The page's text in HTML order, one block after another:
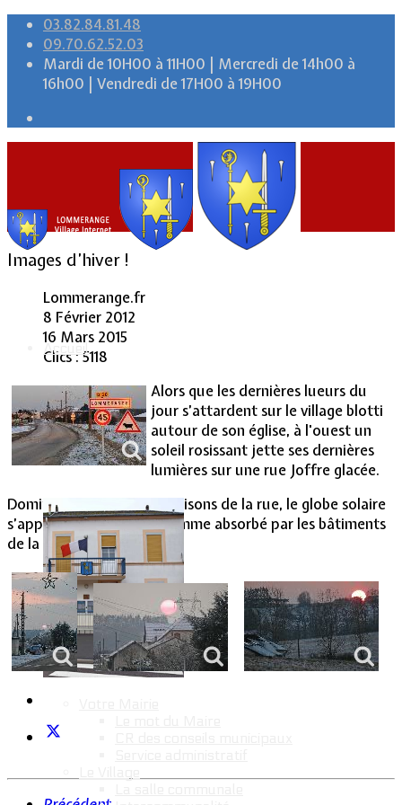
03.82.84.81.48
09.70.62.52.03
Mardi de 10H00 à 11H00 | Mercredi de 14h00 à
16h00 | Vendredi de 17H00 à 19H00
Accueil
Vie Municipale
Images d’hiver !
Lommerange.fr
8 Février 2012
16 Mars 2015
Clics : 5118
Alors que les dernières lueurs du
jour s’attardent sur le village blotti
autour de son église, à l'ouest un
soleil rosissant jette ses dernières
lumières sur une rue Joffre glacée.
Dominant les dernières maisons de la rue, le globe solaire
s’apprête à disparaître,comme absorbé par les bâtiments
de la ferme du Sart.